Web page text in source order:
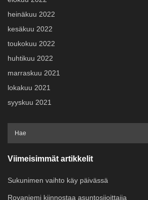
heinäkuu 2022
kesäkuu 2022
toukokuu 2022
huhtikuu 2022
marraskuu 2021
lokakuu 2021
syyskuu 2021
Viimeisimmät artikkelit
Sukunimen vaihto käy päivässä
Rovaniemi kiinnostaa asuntosijoittajia